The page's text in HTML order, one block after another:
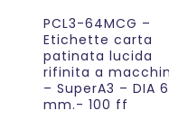
PCL3-64MCG –
Etichette carta
patinata lucida
rifinita a
– SuperA3 – DIA
mm.- 100 ff